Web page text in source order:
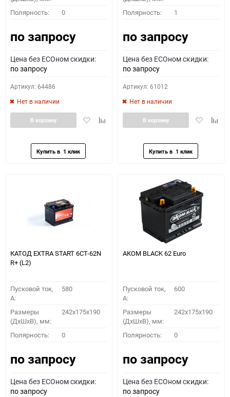
Полярность: 0
по запросу
Цена без ECOном скидки:
по запросу
Артикул: 64486
Нет в наличии
ДобавитьДобавить
В корзину
Полярность: 1
по запросу
Цена без ECOном скидки:
по запросу
Артикул: 61012
Нет в наличии
Добавить
В корзину
КАТОД EXTRA START 6СТ-62N
R+ (L2)
Пусковой ток,
A:
580
Размеры
(ДхШхВ), мм:
242x175x190
Полярность: 0
по запросу
Цена без ECOном скидки:
по запросу
АКОМ BLACK 62 Euro
Пусковой ток,
A:
600
Размеры
(ДхШхВ), мм:
242x175x190
Полярность: 0
по запросу
Цена без ECOном скидки:
по запросу